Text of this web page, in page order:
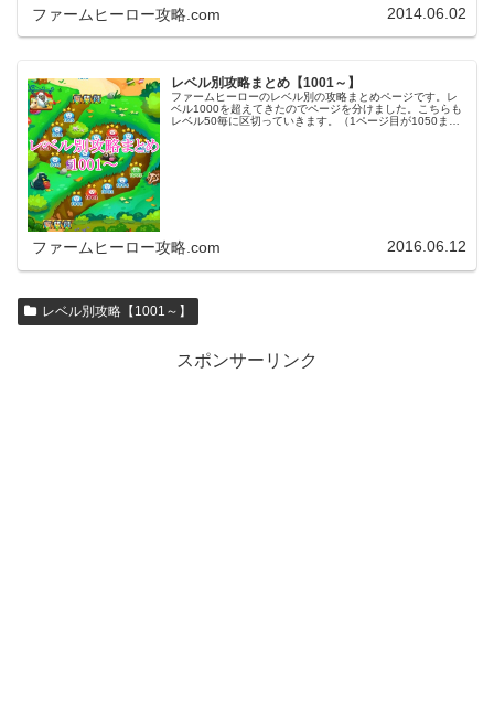
ファームヒーロー攻略.com 2014.06.02
レベル別攻略まとめ【1001～】
ファームヒーローのレベル別の攻略まとめページです。レ
ベル1000を超えてきたのでページを分けました。こちらも
レベル50毎に区切っていきます。（1ページ目が1050ま
ファームヒーロー攻略.com 2016.06.12
レベル別攻略【1001～】
スポンサーリンク